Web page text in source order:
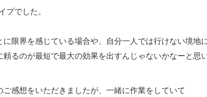
でした。
に限界を感じている場合や、自分一人では行けない境地
るのが最短で最大の効果を出すんじゃないかなーと思い
感想をいただきましたが、一緒に作業をしていて